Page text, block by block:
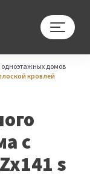
Меню
одноэтажных домов
кровлей
с
s